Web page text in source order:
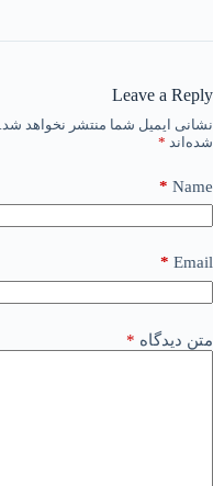
Leave a Reply
نشانی ایمیل شما منتشر نخواهد شد.
شده‌اند *
Name
*
Email
*
متن دیدگاه *